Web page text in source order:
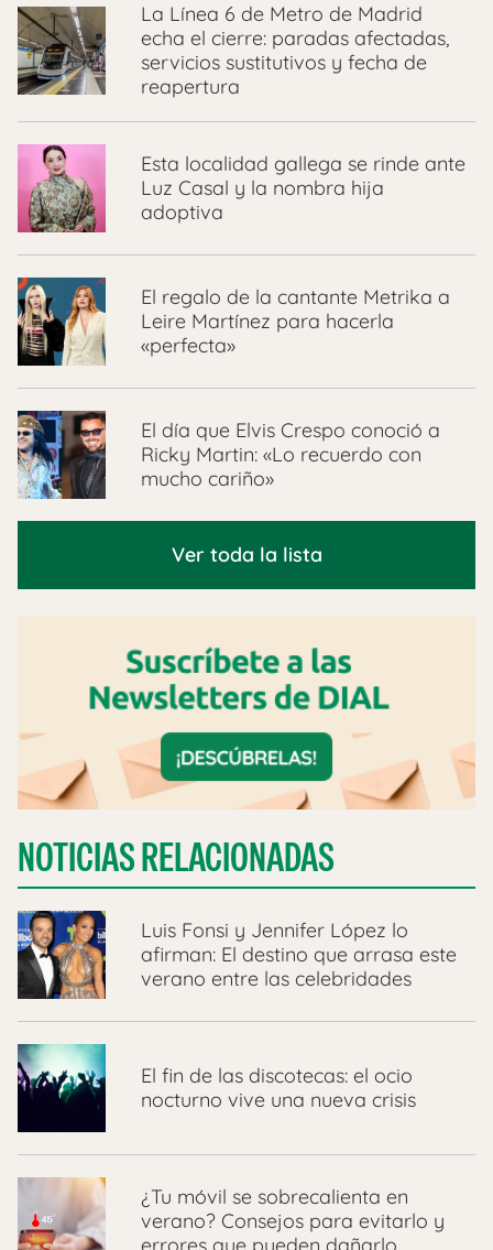
La Línea 6 de Metro de Madrid
echa el cierre: paradas afectadas,
servicios sustitutivos y fecha de
reapertura
Esta localidad gallega se rinde ante
Luz Casal y la nombra hija
adoptiva
El regalo de la cantante Metrika a
Leire Martínez para hacerla
«perfecta»
El día que Elvis Crespo conoció a
Ricky Martin: «Lo recuerdo con
mucho cariño»
Ver toda la lista
NOTICIAS RELACIONADAS
Luis Fonsi y Jennifer López lo
afirman: El destino que arrasa este
verano entre las celebridades
El fin de las discotecas: el ocio
nocturno vive una nueva crisis
¿Tu móvil se sobrecalienta en
verano? Consejos para evitarlo y